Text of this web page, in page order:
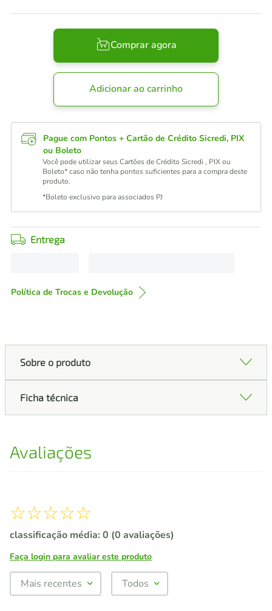
Comprar agora
Adicionar ao carrinho
Pague com Pontos + Cartão de Crédito Sicredi, PIX
ou Boleto
Você pode utilizar seus Cartões de Crédito Sicredi , PIX ou
Boleto* caso não tenha pontos suficientes para a compra deste
produto.
*Boleto exclusivo para associados PJ
Entrega
Política de Trocas e Devolução
Sobre o produto
Ficha técnica
Avaliações
☆☆☆☆☆
classificação média: 0 (0 avaliações)
Faça login para avaliar este produto
Mais recentes Todos